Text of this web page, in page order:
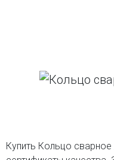
Купить Кольцо